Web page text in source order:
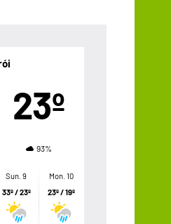
23º
93%
Sun. 9
33º / 23º
Mon. 10
23º / 19º